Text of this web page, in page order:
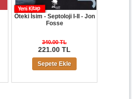
Öteki İsim - Septoloji I-II - Jon
Fosse
340.00 TL
221.00 TL
Sepete Ekle